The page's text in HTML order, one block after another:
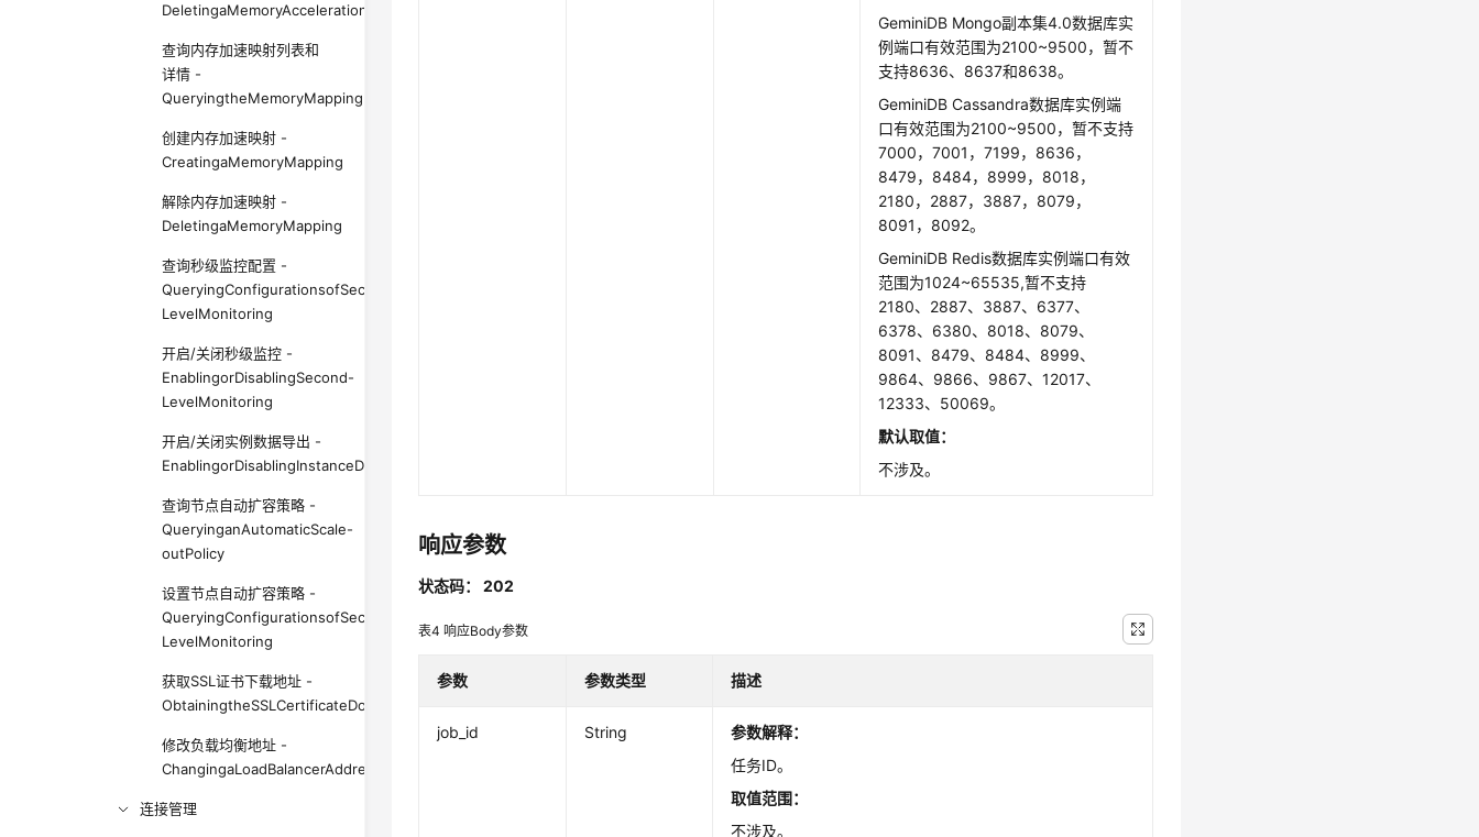
DeletingaMemoryAccelerationRule
查询内存加速映射列表和
详情 -
QueryingtheMemoryMappingListandDetails
创建内存加速映射 -
CreatingaMemoryMapping
解除内存加速映射 -
DeletingaMemoryMapping
查询秒级监控配置 -
QueryingConfigurationsofSecond-
LevelMonitoring
开启/关闭秒级监控 -
EnablingorDisablingSecond-
LevelMonitoring
开启/关闭实例数据导出 -
EnablingorDisablingInstanceDataExport
查询节点自动扩容策略 -
QueryinganAutomaticScale-
outPolicy
设置节点自动扩容策略 -
QueryingConfigurationsofSecond-
LevelMonitoring
获取SSL证书下载地址 -
ObtainingtheSSLCertificateDownloadAddress
修改负载均衡地址 -
ChangingaLoadBalancerAddress
连接管理
GeminiDB Mongo副本集4.0数据库实
例端口有效范围为2100~9500，暂不
支持8636、8637和8638。
GeminiDB Cassandra数据库实例端
口有效范围为2100~9500，暂不支持
7000，7001，7199，8636，
8479，8484，8999，8018，
2180，2887，3887，8079，
8091，8092。
GeminiDB Redis数据库实例端口有效
范围为1024~65535,暂不支持
2180、2887、3887、6377、
6378、6380、8018、8079、
8091、8479、8484、8999、
9864、9866、9867、12017、
12333、50069。
默认取值：
不涉及。
响应参数
状态码： 202
表4响应Body参数
参数 参数类型 描述
job_id String 参数解释：
任务ID。
取值范围：
不涉及。